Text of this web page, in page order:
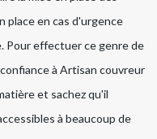
place en cas d'urgence
Pour effectuer ce genre de
à Artisan couvreur
et sachez qu'il
à beaucoup de